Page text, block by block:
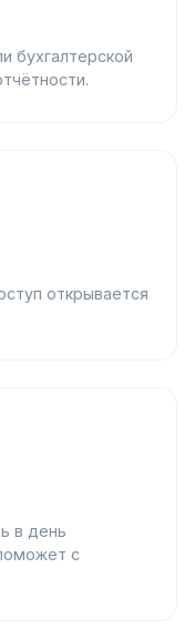
бухгалтерской
открывается
в день
с